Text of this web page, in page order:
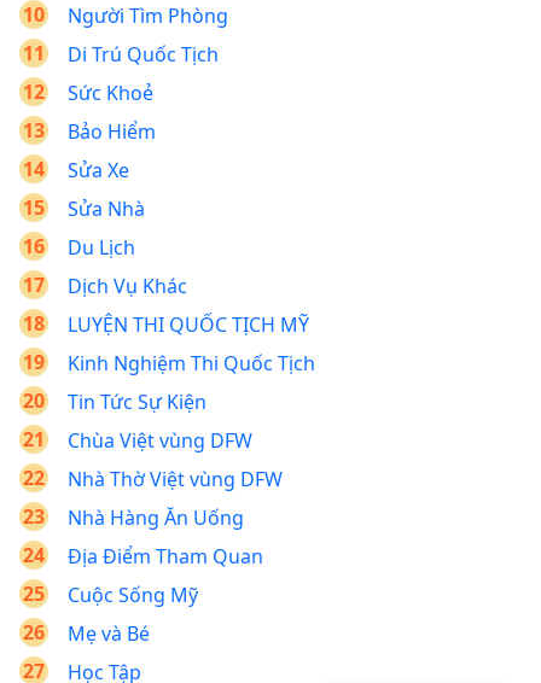
Người Tìm Phòng
Di Trú Quốc Tịch
Sức Khoẻ
Bảo Hiểm
Sửa Xe
Sửa Nhà
Du Lịch
Dịch Vụ Khác
LUYỆN THI QUỐC TỊCH MỸ
Kinh Nghiệm Thi Quốc Tịch
Tin Tức Sự Kiện
Chùa Việt vùng DFW
Nhà Thờ Việt vùng DFW
Nhà Hàng Ăn Uống
Địa Điểm Tham Quan
Cuộc Sống Mỹ
Mẹ và Bé
Học Tập